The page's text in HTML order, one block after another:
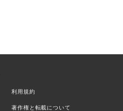
利用規約
著作権と転載について